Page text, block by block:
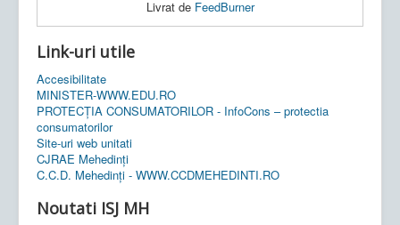
Livrat de FeedBurner
Link-uri utile
Accesibilitate
MINISTER-WWW.EDU.RO
PROTECȚIA CONSUMATORILOR - InfoCons – protectia
consumatorilor
Site-uri web unitati
CJRAE Mehedinți
C.C.D. Mehedinţi - WWW.CCDMEHEDINTI.RO
Noutati ISJ MH